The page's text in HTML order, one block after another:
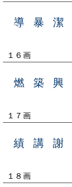
導 暴 潔
１６画
燃 築 興
１７画
績 講 謝
１８画